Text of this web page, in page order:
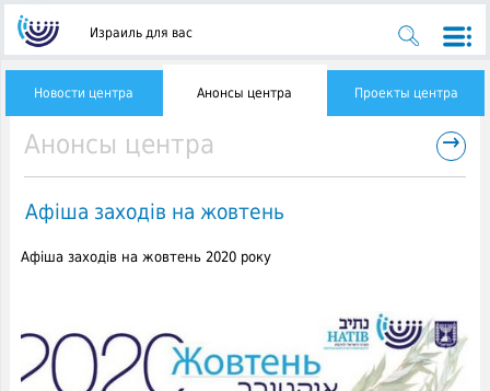
Израиль для вас
Новости центра Анонсы центра Проекты центра
Анонсы центра →
Афіша заходів на жовтень
Афіша заходів на жовтень 2020 року